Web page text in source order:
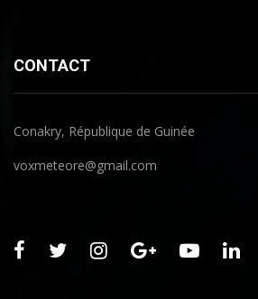
CONTACT
Conakry, République de Guinée
voxmeteore@gmail.com